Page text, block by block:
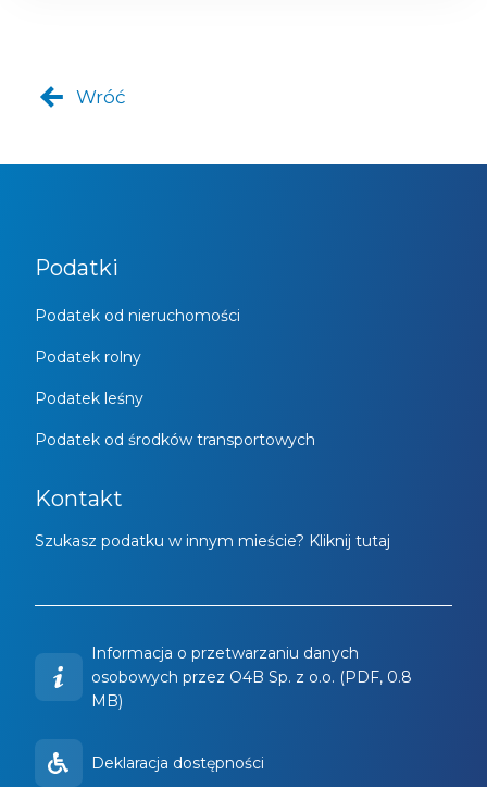
Wróć
Podatki
Podatek od nieruchomości
Podatek rolny
Podatek leśny
Podatek od środków transportowych
Kontakt
Szukasz podatku w innym mieście? Kliknij tutaj
Informacja o przetwarzaniu danych
osobowych przez O4B Sp. z o.o. (PDF, 0.8
MB)
Deklaracja dostępności